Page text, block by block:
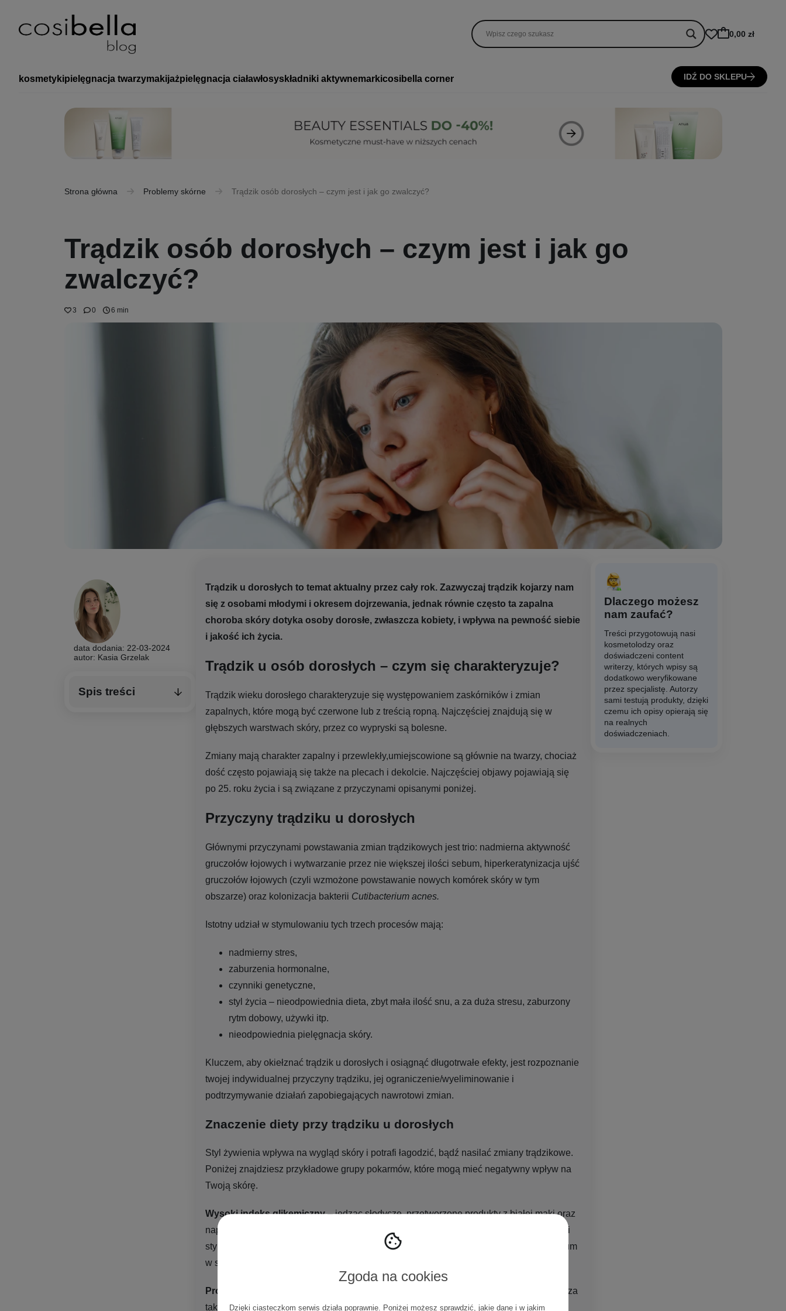
Zgoda na cookies
Dzięki ciasteczkom serwis działa poprawnie. Poniżej możesz sprawdzić, jakie dane i w jakim
0,00 zł
kosmetykipielęgnacja twarzymakijażpielęgnacja ciaławłosyskładniki aktywnemarkicosibella corner IDŹ DO SKLEPU
Strona główna Problemy skórne Trądzik osób dorosłych – czym jest i jak go zwalczyć?
Trądzik osób dorosłych – czym jest i jak go
zwalczyć?
3 0 6 min
data dodania: 22-03-2024
autor: Kasia Grzelak
Spis treści
Trądzik u dorosłych to temat aktualny przez cały rok. Zazwyczaj trądzik kojarzy nam
się z osobami młodymi i okresem dojrzewania, jednak równie często ta zapalna
choroba skóry dotyka osoby dorosłe, zwłaszcza kobiety, i wpływa na pewność siebie
i jakość ich życia.
Trądzik u osób dorosłych – czym się charakteryzuje?
Trądzik wieku dorosłego charakteryzuje się występowaniem zaskórników i zmian
zapalnych, które mogą być czerwone lub z treścią ropną. Najczęściej znajdują się w
głębszych warstwach skóry, przez co wypryski są bolesne.
Zmiany mają charakter zapalny i przewlekły,umiejscowione są głównie na twarzy, chociaż
dość często pojawiają się także na plecach i dekolcie. Najczęściej objawy pojawiają się
po 25. roku życia i są związane z przyczynami opisanymi poniżej.
Przyczyny trądziku u dorosłych
Głównymi przyczynami powstawania zmian trądzikowych jest trio: nadmierna aktywność
gruczołów łojowych i wytwarzanie przez nie większej ilości sebum, hiperkeratynizacja ujść
gruczołów łojowych (czyli wzmożone powstawanie nowych komórek skóry w tym
obszarze) oraz kolonizacja bakterii Cutibacterium acnes.
Istotny udział w stymulowaniu tych trzech procesów mają:
nadmierny stres,
zaburzenia hormonalne,
czynniki genetyczne,
styl życia – nieodpowiednia dieta, zbyt mała ilość snu, a za duża stresu, zaburzony
rytm dobowy, używki itp.
nieodpowiednia pielęgnacja skóry.
Kluczem, aby okiełznać trądzik u dorosłych i osiągnąć długotrwałe efekty, jest rozpoznanie
twojej indywidualnej przyczyny trądziku, jej ograniczenie/wyeliminowanie i
podtrzymywanie działań zapobiegających nawrotowi zmian.
Znaczenie diety przy trądziku u dorosłych
Styl żywienia wpływa na wygląd skóry i potrafi łagodzić, bądź nasilać zmiany trądzikowe.
Poniżej znajdziesz przykładowe grupy pokarmów, które mogą mieć negatywny wpływ na
Twoją skórę.
Wysoki indeks glikemiczny– jedząc słodycze, przetworzone produkty z białej mąki oraz
napoje słodzone cukrem, doprowadzasz do wzrostu poziomu glukozy we krwi. To z kolei
stymuluje produkcję insuliny i hormonów, które wpływają na zwiększenie produkcji sebum
w skórze, co staje się jedną z przyczyn powstawania trądziku.
Produkty mleczne –
badania wykazują, że spożywanie produktów mlecznych, zwłaszcza
takich, o wysokiej zawartości tłuszczu, może nasilać objawy trądziku.
Dlaczego możesz
nam zaufać?
Treści przygotowują nasi
kosmetolodzy oraz
doświadczeni content
writerzy, których wpisy są
dodatkowo weryfikowane
przez specjalistę. Autorzy
sami testują produkty, dzięki
czemu ich opisy opierają się
na realnych
doświadczeniach.